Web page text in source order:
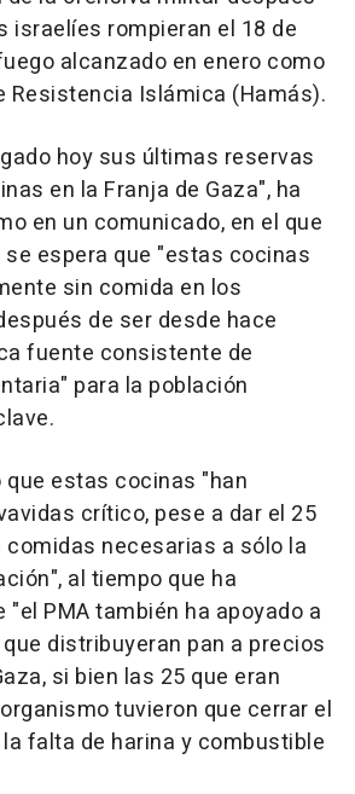
israelíes rompieran el 18 de
alcanzado en enero como
Resistencia Islámica (Hamás).
hoy sus últimas reservas
en la Franja de Gaza", ha
en un comunicado, en el que
espera que "estas cocinas
sin comida en los
de ser desde hace
fuente consistente de
para la población
estas cocinas "han
crítico, pese a dar el 25
necesarias a sólo la
al tiempo que ha
PMA también ha apoyado a
distribuyeran pan a precios
si bien las 25 que eran
tuvieron que cerrar el
falta de harina y combustible